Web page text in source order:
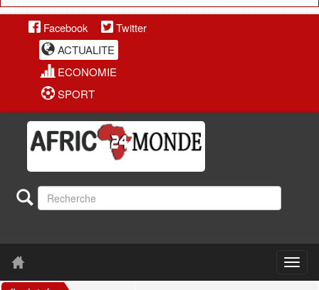
Facebook
Twitter
ACTUALITE
ECONOMIE
SPORT